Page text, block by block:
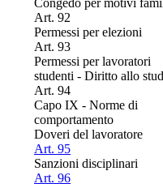
Art. 92
Permessi per elezioni
Art. 93
Permessi per lavoratori
studenti - Diritto allo
Art. 94
Capo IX - Norme di
comportamento
Doveri del lavoratore
Art. 95
Sanzioni disciplinari
Art. 96